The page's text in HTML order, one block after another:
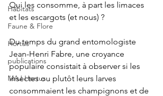
Habitats
Faune & Flore
Hortus
publications
MAJ Hortus
Qui les consomme, à part les limaces
et les escargots (et nous) ?
Du temps du grand entomologiste
Jean-Henri Fabre, une croyance
populaire consistait à observer si les
insectes ou plutôt leurs larves
consommaient les champignons et de